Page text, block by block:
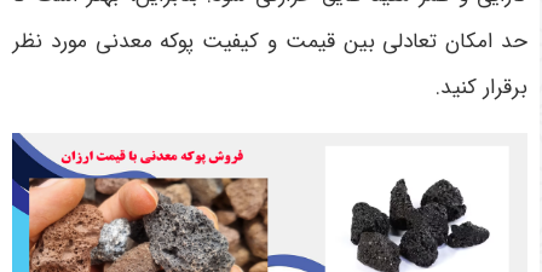
حد امکان تعادلی بین قیمت و کیفیت پوکه معدنی مورد نظر
برقرار کنید.